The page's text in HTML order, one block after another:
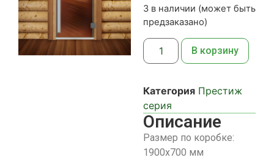
3 в наличии (может быть
предзаказано)
В корзину
Категория Престиж
серия
Описание
Размер по коробке:
1900х700 мм